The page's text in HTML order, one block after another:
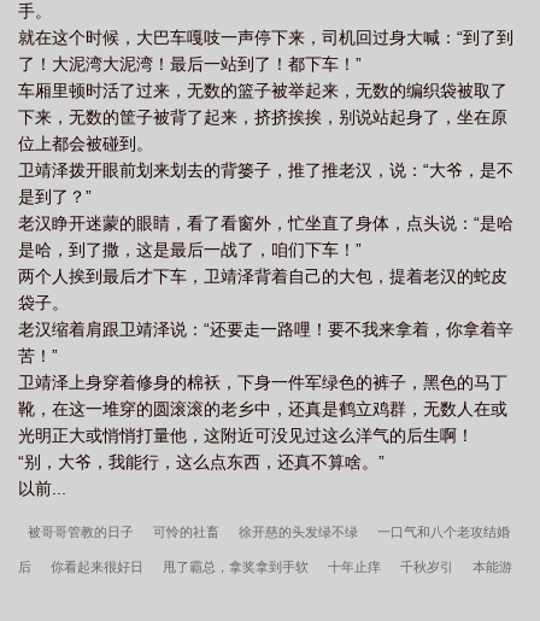
手。
就在这个时候，大巴车嘎吱一声停下来，司机回过身大喊：“到了到
了！大泥湾大泥湾！最后一站到了！都下车！”
车厢里顿时活了过来，无数的篮子被举起来，无数的编织袋被取了
下来，无数的筐子被背了起来，挤挤挨挨，别说站起身了，坐在原
位上都会被碰到。
卫靖泽拨开眼前划来划去的背篓子，推了推老汉，说：“大爷，是不
是到了？”
老汉睁开迷蒙的眼睛，看了看窗外，忙坐直了身体，点头说：“是哈
是哈，到了撒，这是最后一战了，咱们下车！”
两个人挨到最后才下车，卫靖泽背着自己的大包，提着老汉的蛇皮
袋子。
老汉缩着肩跟卫靖泽说：“还要走一路哩！要不我来拿着，你拿着辛
苦！”
卫靖泽上身穿着修身的棉袄，下身一件军绿色的裤子，黑色的马丁
靴，在这一堆穿的圆滚滚的老乡中，还真是鹤立鸡群，无数人在或
光明正大或悄悄打量他，这附近可没见过这么洋气的后生啊！
“别，大爷，我能行，这么点东西，还真不算啥。”
以前...
被哥哥管教的日子 可怜的社畜 徐开慈的头发绿不绿 一口气和八个老攻结婚
后 你看起来很好日 甩了霸总，拿奖拿到手软 十年止痒 千秋岁引 本能游